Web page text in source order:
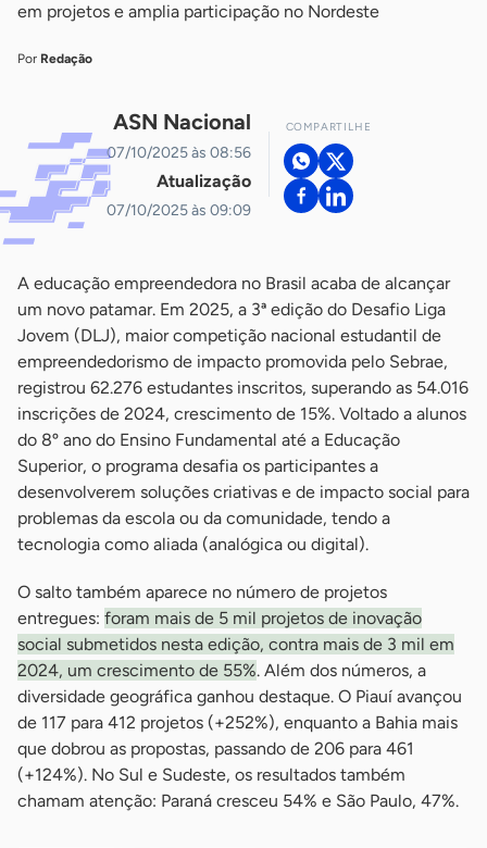
em projetos e amplia participação no Nordeste
Por Redação
ASN Nacional
07/10/2025 às 08:56
Atualização
07/10/2025 às 09:09
COMPARTILHE
A educação empreendedora no Brasil acaba de alcançar
um novo patamar. Em 2025, a 3ª edição do Desafio Liga
Jovem (DLJ), maior competição nacional estudantil de
empreendedorismo de impacto promovida pelo Sebrae,
registrou 62.276 estudantes inscritos, superando as 54.016
inscrições de 2024, crescimento de 15%. Voltado a alunos
do 8º ano do Ensino Fundamental até a Educação
Superior, o programa desafia os participantes a
desenvolverem soluções criativas e de impacto social para
problemas da escola ou da comunidade, tendo a
tecnologia como aliada (analógica ou digital).
O salto também aparece no número de projetos
entregues: foram mais de 5 mil projetos de inovação
social submetidos nesta edição, contra mais de 3 mil em
2024, um crescimento de 55%. Além dos números, a
diversidade geográfica ganhou destaque. O Piauí avançou
de 117 para 412 projetos (+252%), enquanto a Bahia mais
que dobrou as propostas, passando de 206 para 461
(+124%). No Sul e Sudeste, os resultados também
chamam atenção: Paraná cresceu 54% e São Paulo, 47%.